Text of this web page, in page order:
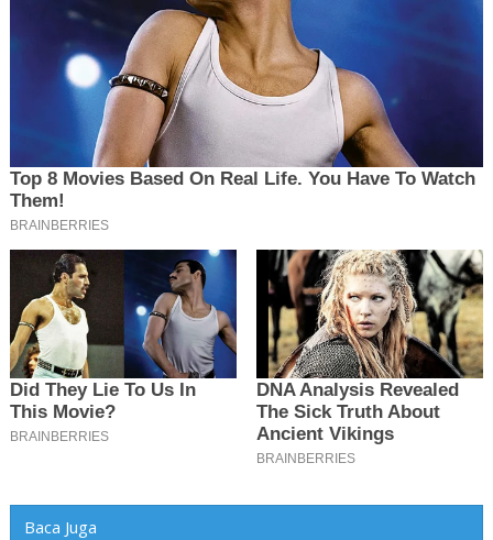
Baca Juga